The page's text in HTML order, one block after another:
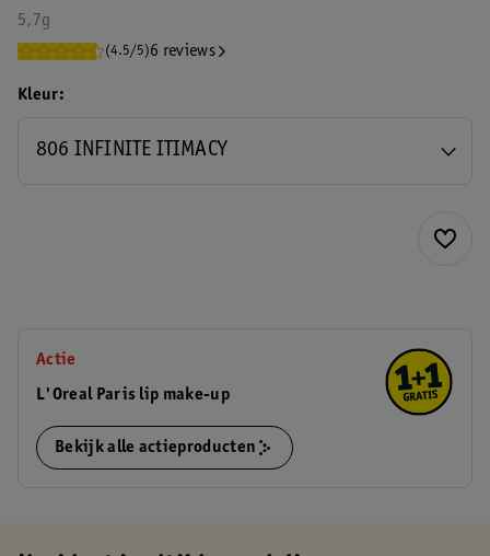
5,7g
(4.5/5)6 reviews
Kleur
806 INFINITE ITIMACY
Actie
L'Oreal Paris lip make-up
Bekijk alle actieproducten